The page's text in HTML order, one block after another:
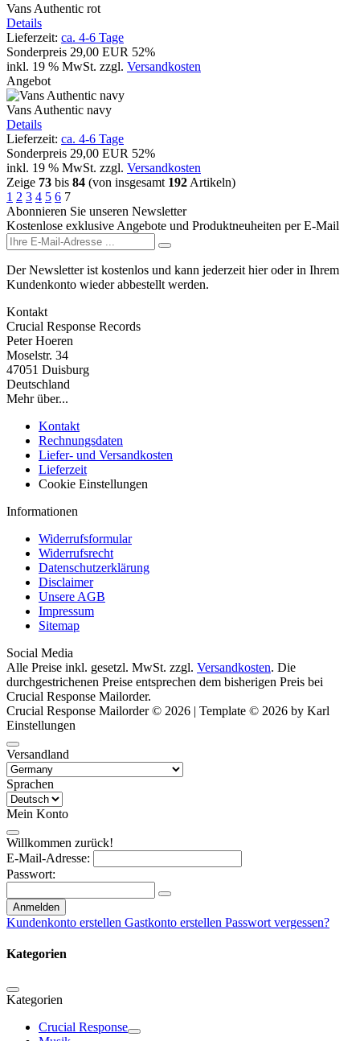
Vans Authentic rot
Details
Lieferzeit: ca. 4-6 Tage
Sonderpreis 29,00 EUR 52%
inkl. 19 % MwSt. zzgl. Versandkosten
Angebot
Vans Authentic navy
Details
Lieferzeit: ca. 4-6 Tage
Sonderpreis 29,00 EUR 52%
inkl. 19 % MwSt. zzgl. Versandkosten
Zeige 73 bis 84 (von insgesamt 192 Artikeln)
1 2 3 4 5 6 7
Abonnieren Sie unseren Newsletter
Kostenlose exklusive Angebote und Produktneuheiten per E-Mail
Der Newsletter ist kostenlos und kann jederzeit hier oder in Ihrem
Kundenkonto wieder abbestellt werden.
Kontakt
Crucial Response Records
Peter Hoeren
Moselstr. 34
47051 Duisburg
Deutschland
Mehr über...
Kontakt
Rechnungsdaten
Liefer- und Versandkosten
Lieferzeit
Cookie Einstellungen
Informationen
Widerrufsformular
Widerrufsrecht
Datenschutzerklärung
Disclaimer
Unsere AGB
Impressum
Sitemap
Social Media
Alle Preise inkl. gesetzl. MwSt. zzgl. Versandkosten. Die
durchgestrichenen Preise entsprechen dem bisherigen Preis bei
Crucial Response Mailorder.
Crucial Response Mailorder © 2026 | Template © 2026 by Karl
Einstellungen
Versandland
Sprachen
Mein Konto
Willkommen zurück!
E-Mail-Adresse:
Passwort:
Anmelden
Kundenkonto erstellen Gastkonto erstellen Passwort vergessen?
Kategorien
Kategorien
Crucial Response